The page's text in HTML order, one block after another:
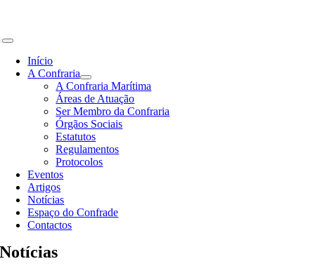
content
Toggle
NavigationInício
A Confraria
A Confraria Marítima
Áreas de Atuação
Ser Membro da Confraria
Órgãos Sociais
Estatutos
Regulamentos
Protocolos
Eventos
Artigos
Notícias
Espaço do Confrade
Contactos
Notícias